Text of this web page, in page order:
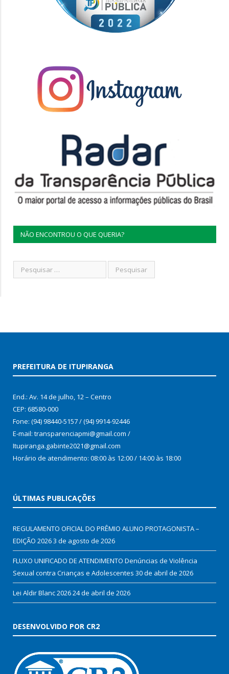
NÃO ENCONTROU O QUE QUERIA?
PREFEITURA DE ITUPIRANGA
End.: Av. 14 de julho, 12 – Centro
CEP: 68580-000
Fone: (94) 98440-5157 / (94) 9914-92446
E-mail: transparenciapmi@gmail.com /
Itupiranga.gabinte2021@gmail.com
Horário de atendimento: 08:00 às 12:00 / 14:00 às 18:00
ÚLTIMAS PUBLICAÇÕES
REGULAMENTO OFICIAL DO PRÊMIO ALUNO PROTAGONISTA –
EDIÇÃO 20263 de agosto de 2026
FLUXO UNIFICADO DE ATENDIMENTO Denúncias de Violência
Sexual contra Crianças e Adolescentes 30 de abril de 2026
Lei Aldir Blanc 202624 de abril de 2026
DESENVOLVIDO POR CR2